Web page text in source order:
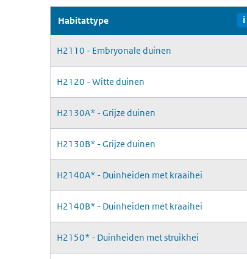
Habitattype i
H2110 - Embryonale duinen
H2120 - Witte duinen
H2130A* - Grijze duinen
H2130B* - Grijze duinen
H2140A* - Duinheiden met kraaihei
H2140B* - Duinheiden met kraaihei
H2150* - Duinheiden met struikhei